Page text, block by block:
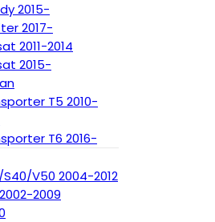
2015-
2017-
2011-2014
2015-
T5 2010-
T6 2016-
V50 2004-2012
2009